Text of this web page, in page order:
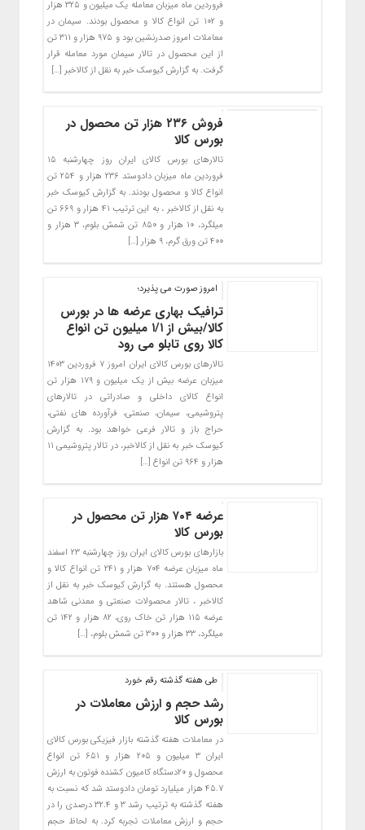
فروردین ماه میزبان معامله یک میلیون و ۳۲۵ هزار
و ۱۰۲ تن انواع کالا و محصول بودند. سیمان در
معاملات امروز صدرنشین بود و ۹۷۵ هزار و ۳۱۱ تن
از این محصول در تالار سیمان مورد معامله قرار
گرفت. به گزارش کیوسک خبر به نقل از کالاخبر […]
فروش ۲۳۶ هزار تن محصول در
بورس کالا
تالارهای بورس کالای ایران روز چهارشنبه ۱۵
فروردین ماه میزبان دادوستد ۲۳۶ هزار و ۲۵۴ تن
انواع کالا و محصول بودند. به گزارش کیوسک خبر
به نقل از کالاخبر ، به این ترتیب ۴۱ هزار و ۶۶۹ تن
میلگرد، ۱۰ هزار و ۸۵۰ تن شمش بلوم، ۳ هزار و
۴۰۰ تن ورق گرم، ۹ هزار […]
امروز صورت می پذیرد؛
ترافیک بهاری عرضه ها در بورس
کالا/بیش از ۱/۱ میلیون تن انواع
کالا روی تابلو می رود
تالارهای بورس کالای ایران امروز ۷ فروردین ۱۴۰۳
میزبان عرضه بیش از یک میلیون و ۱۷۹ هزار تن
انواع کالای داخلی و صادراتی در تالارهای
پتروشیمی، سیمان، صنعتی، فرآورده های نفتی،
حراج باز و تالار فرعی خواهد بود. به گزارش
کیوسک خبر به نقل از کالاخبر، در تالار پتروشیمی ۱۱
هزار و ۹۶۴ تن انواع […]
عرضه ۷۰۴ هزار تن محصول در
بورس کالا
بازارهای بورس کالای ایران روز چهارشنبه ۲۳ اسفند
ماه میزبان عرضه ۷۰۴ هزار و ۲۴۱ تن انواع کالا و
محصول هستند. به گزارش کیوسک خبر به نقل از
کالاخبر ، تالار محصولات صنعتی و معدنی شاهد
عرضه ۱۱۵ هزار تن خاک روی، ۸۲ هزار و ۱۴۲ تن
میلگرد، ۳۳ هزار و ۳۰۰ تن شمش بلوم، […]
طی هفته گذشته رقم خورد
رشد حجم و ارزش معاملات در
بورس کالا
در معاملات هفته گذشته بازار فیزیکی بورس کالای
ایران ۳ میلیون و ۲۰۵ هزار و ۶۵۱ تن انواع
محصول و ۲۰دستگاه کامیون کشنده فوتون به ارزش
۴۵.۷ هزار میلیارد تومان دادوستد شد که نسبت به
هفته گذشته به ترتیب رشد ۳ و ۳۲.۴ درصدی را در
حجم و ارزش معاملات تجربه کرد. به لحاظ حجم